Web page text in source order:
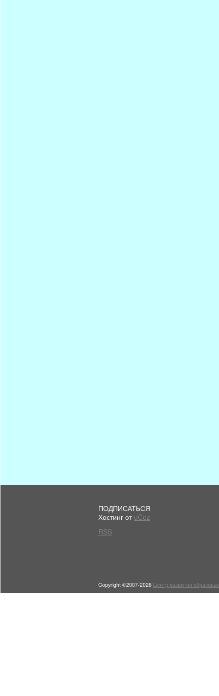
ПОДПИСАТЬСЯ
Хостинг от uCoz
RSS
Copyright ©2007-2026 Центр развития